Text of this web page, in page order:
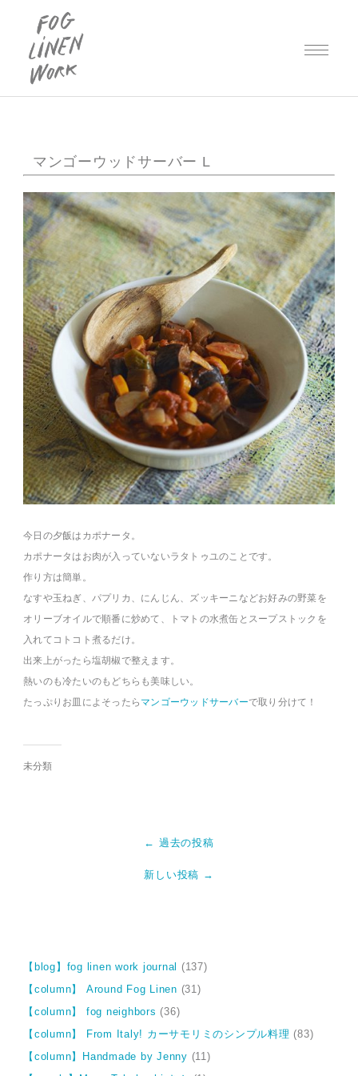
マンゴーウッドサーバー L
今日の夕飯はカポナータ。
カポナータはお肉が入っていないラタトゥユのことです。
作り方は簡単。
なすや玉ねぎ、パプリカ、にんじん、ズッキーニなどお好みの野菜を
オリーブオイルで順番に炒めて、トマトの水煮缶とスープストックを
入れてコトコト煮るだけ。
出来上がったら塩胡椒で整えます。
熱いのも冷たいのもどちらも美味しい。
たっぷりお皿によそったら マンゴーウッドサーバーで取り分けて！
未分類
← 過去の投稿
新しい投稿 →
【blog】fog linen work journal
(137)
【column】 Around Fog Linen (31)
【column】 fog neighbors (36)
【column】 From Italy! カーサモリミのシンプル料理 (83)
【column】Handmade by Jenny (11)